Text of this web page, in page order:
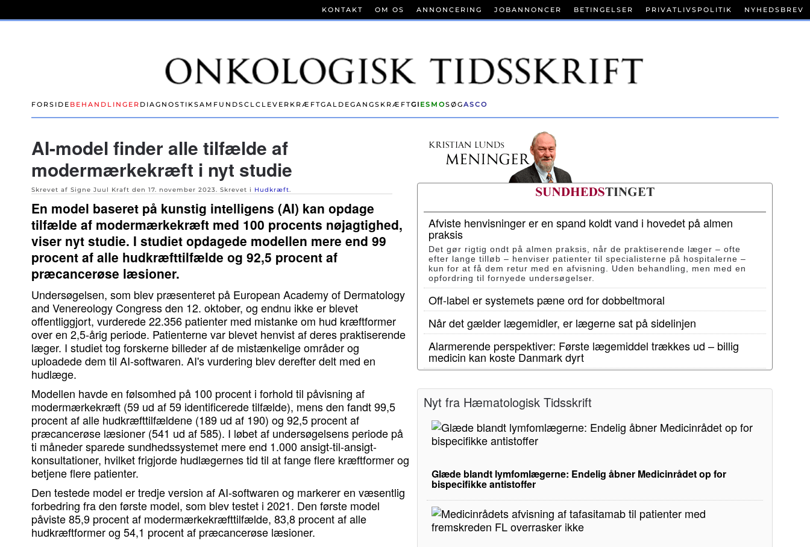
Skip to main content
FORSIDE BEHANDLINGER DIAGNOSTIKSAMFUNDSCLC LEVERKRÆFTGALDEGANGSKRÆFTGI ESMOSØGASCO
KONTAKT OM OS ANNONCERING JOBANNONCER BETINGELSER PRIVATLIVSPOLITIK NYHEDSBREV
AI-model finder alle tilfælde af
modermærkekræft i nyt studie
Skrevet af Signe Juul Kraft den 17. november 2023. Skrevet i Hudkræft.
En model baseret på kunstig intelligens (AI) kan opdage
tilfælde af modermærkekræft med 100 procents nøjagtighed,
viser nyt studie. I studiet opdagede modellen mere end 99
procent af alle hudkræfttilfælde og 92,5 procent af
præcancerøse læsioner.
Undersøgelsen, som blev præsenteret på European Academy of Dermatology
and Venereology Congress den 12. oktober, og endnu ikke er blevet
offentliggjort, vurderede 22.356 patienter med mistanke om hud kræftformer
over en 2,5-årig periode. Patienterne var blevet henvist af deres praktiserende
læger. I studiet tog forskerne billeder af de mistænkelige områder og
uploadede dem til AI-softwaren. AI's vurdering blev derefter delt med en
hudlæge.
Modellen havde en følsomhed på 100 procent i forhold til påvisning af
modermærkekræft (59 ud af 59 identificerede tilfælde), mens den fandt 99,5
procent af alle hudkræfttilfældene (189 ud af 190) og 92,5 procent af
præcancerøse læsioner (541 ud af 585). I løbet af undersøgelsens periode på
ti måneder sparede sundhedssystemet mere end 1.000 ansigt-til-ansigt-
konsultationer, hvilket frigjorde hudlægernes tid til at fange flere kræftformer og
betjene flere patienter.
Den testede model er tredje version af AI-softwaren og markerer en væsentlig
forbedring fra den første model, som blev testet i 2021. Den første model
påviste 85,9 procent af modermærkekræfttilfælde, 83,8 procent af alle
hudkræftformer og 54,1 procent af præcancerøse læsioner.
Afviste henvisninger er en spand koldt vand i hovedet på almen
praksis
Det gør rigtig ondt på almen praksis, når de praktiserende læger – ofte
efter lange tilløb – henviser patienter til specialisterne på hospitalerne –
kun for at få dem retur med en afvisning. Uden behandling, men med en
opfordring til fornyede undersøgelser.
Off-label er systemets pæne ord for dobbeltmoral
Når det gælder lægemidler, er lægerne sat på sidelinjen
Alarmerende perspektiver: Første lægemiddel trækkes ud – billig
medicin kan koste Danmark dyrt
Nyt fra Hæmatologisk Tidsskrift
Glæde blandt lymfomlægerne: Endelig åbner Medicinrådet op for
bispecifikke antistoffer